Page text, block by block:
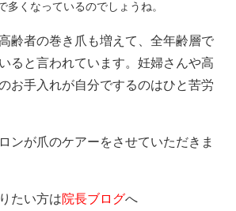
多 くなっ ているのでしょうね。
齢者の巻き爪も増えて、全年齢層で
ると言われています。妊婦さんや高
お手入れが自分でするのはひと苦労
ンが爪のケアーをさせていただきま
たい方は院長ブログへ